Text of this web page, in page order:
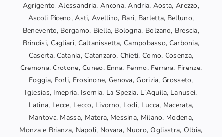
Agrigento, Alessandria, Ancona, Andria, Aosta, Arezzo,
Ascoli Piceno, Asti, Avellino, Bari, Barletta, Belluno,
Benevento, Bergamo, Biella, Bologna, Bolzano, Brescia,
Brindisi, Cagliari, Caltanissetta, Campobasso, Carbonia,
Caserta, Catania, Catanzaro, Chieti, Como, Cosenza,
Cremona, Crotone, Cuneo, Enna, Fermo, Ferrara, Firenze,
Foggia, Forli, Frosinone, Genova, Gorizia, Grosseto,
Iglesias, Imepria, Isernia, La Spezia. L'Aquila, Lanusei,
Latina, Lecce, Lecco, Livorno, Lodi, Lucca, Macerata,
Mantova, Massa, Matera, Messina, Milano, Modena,
Monza e Brianza, Napoli, Novara, Nuoro, Ogliastra, Olbia,